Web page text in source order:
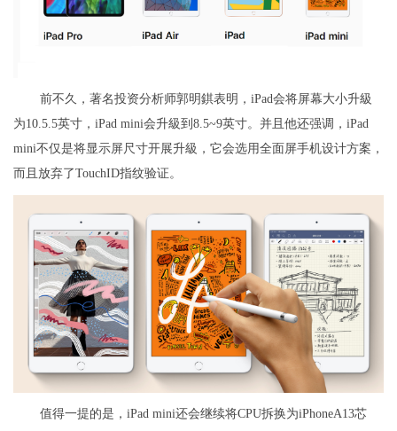
前不久，著名投资分析师郭明錤表明，iPad会将屏幕大小升級
为10.5.5英寸，iPad mini会升級到8.5~9英寸。并且他还强调，iPad
mini不仅是将显示屏尺寸开展升級，它会选用全面屏手机设计方案，
而且放弃了TouchID指纹验证。
值得一提的是，iPad mini还会继续将CPU拆换为iPhoneA13芯